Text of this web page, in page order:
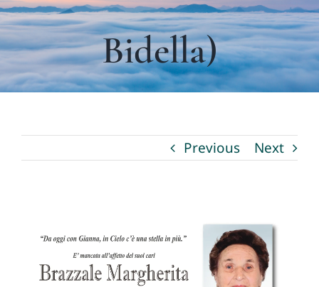
La Fioreria
Necrologi
Bidella)
Previous Next